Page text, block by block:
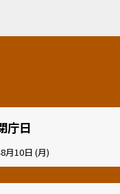
庁日
月10日 (月)